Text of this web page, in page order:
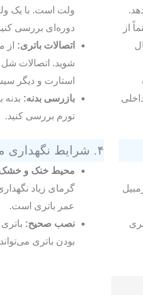
از
ولت است. با یک
دوره‌ای بررسی
اتصالات باتری: از
شوید. اتصالات
استارت و دیگر
بازرسی بدنه:
تورم بررسی کنید.
۴. شرایط نگهداری مناسب
محیط خنک و
گرمای زیاد
عمر باتری است.
نصب صحیح:
بودن باتری